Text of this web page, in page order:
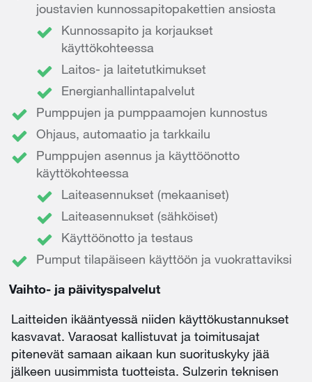
joustavien kunnossapitopakettien ansiosta
Kunnossapito ja korjaukset
käyttökohteessa
Laitos- ja laitetutkimukset
Energianhallintapalvelut
Pumppujen ja pumppaamojen kunnostus
Ohjaus, automaatio ja tarkkailu
Pumppujen asennus ja käyttöönotto
käyttökohteessa
Laiteasennukset (mekaaniset)
Laiteasennukset (sähköiset)
Käyttöönotto ja testaus
Pumput tilapäiseen käyttöön ja vuokrattaviksi
Vaihto- ja päivityspalvelut
Laitteiden ikääntyessä niiden käyttökustannukset
kasvavat. Varaosat kallistuvat ja toimitusajat
pitenevät samaan aikaan kun suorituskyky jää
jälkeen uusimmista tuotteista. Sulzerin teknisen